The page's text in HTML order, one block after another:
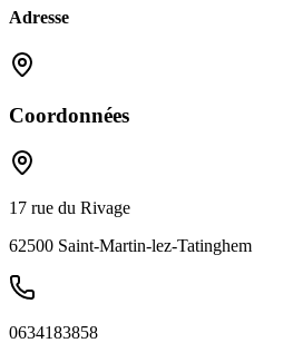
Adresse
Coordonnées
17 rue du Rivage
62500 Saint-Martin-lez-Tatinghem
0634183858